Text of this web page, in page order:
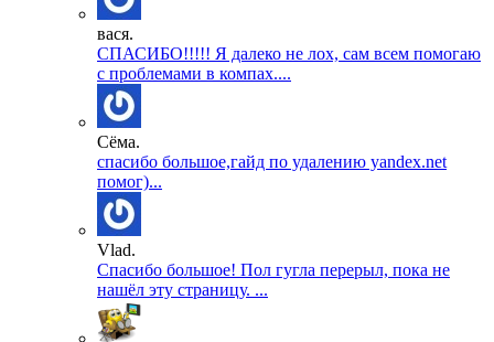
вася.
СПАСИБО!!!!! Я далеко не лох, сам всем помогаю
с проблемами в компах....
Сёма.
спасибо большое,гайд по удалению yandex.net
помог)...
Vlad.
Спасибо большое! Пол гугла перерыл, пока не
нашёл эту страницу. ...